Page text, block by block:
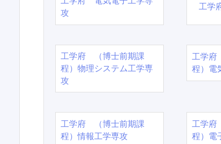
攻
工学
工学府 （博士前期課
程）物理システム工学専
攻
工学
程）電
工学府 （博士前期課
程）情報工学専攻
工学
程）電